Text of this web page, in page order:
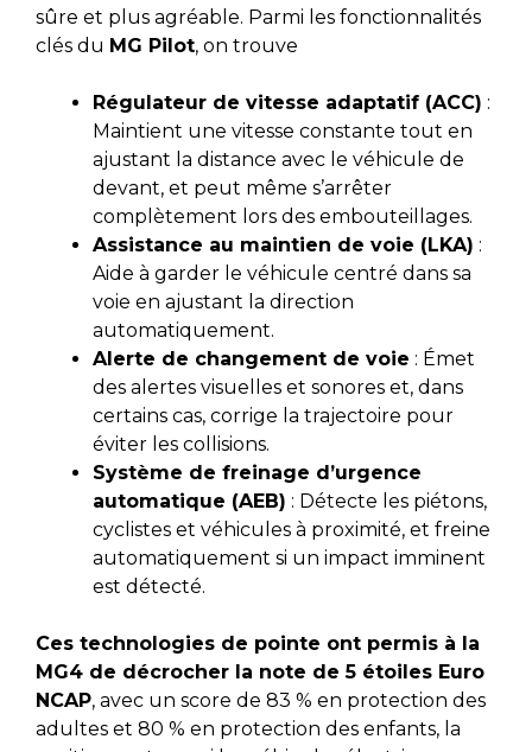
sûre et plus agréable. Parmi les fonctionnalités
clés du MG Pilot, on trouve
Régulateur de vitesse adaptatif (ACC) :
Maintient une vitesse constante tout en
ajustant la distance avec le véhicule de
devant, et peut même s’arrêter
complètement lors des embouteillages.
Assistance au maintien de voie (LKA) :
Aide à garder le véhicule centré dans sa
voie en ajustant la direction
automatiquement.
Alerte de changement de voie : Émet
des alertes visuelles et sonores et, dans
certains cas, corrige la trajectoire pour
éviter les collisions.
Système de freinage d’urgence
automatique (AEB) : Détecte les piétons,
cyclistes et véhicules à proximité, et freine
automatiquement si un impact imminent
est détecté.
Ces technologies de pointe ont permis à la
MG4 de décrocher la note de 5 étoiles Euro
NCAP, avec un score de 83 % en protection des
adultes et 80 % en protection des enfants, la